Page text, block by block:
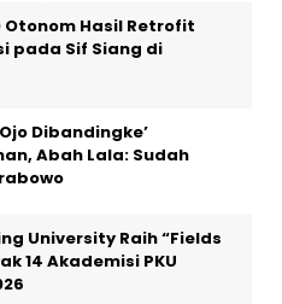
Otonom Hasil Retrofit
pada Sif Siang di
Dibandingke’
Abah Lala: Sudah
University Raih “Fields
14 Akademisi PKU